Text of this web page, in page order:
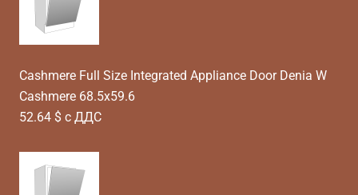
Cashmere Full Size Integrated Appliance Door Denia W
Cashmere 68.5x59.6
52.64 $ с ДДС